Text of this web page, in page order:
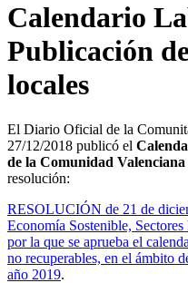
Calendario
Publicación
locales
El Diario Oficial de la
27/12/2018 publicó el
de la Comunidad Valenciana
resolución:
RESOLUCIÓN de 21 de
Economía Sostenible,
por la que se aprueba el
no recuperables, en el ámbito
año 2019.